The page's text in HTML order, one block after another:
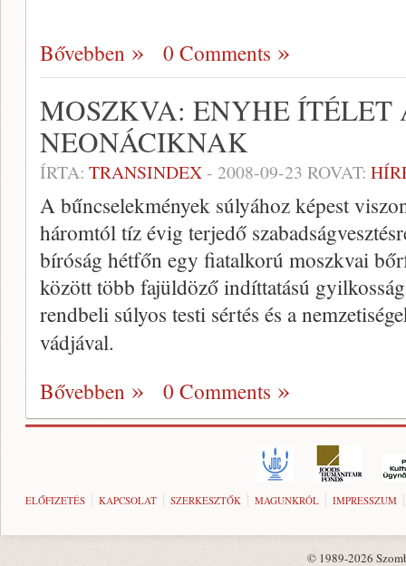
Bővebben 0 Comments
MOSZKVA: ENYHE ÍTÉLET
NEONÁCIKNAK
ÍRTA: TRANSINDEX- 2008-09-23 ROVAT:
A bűncselekmények súlyához képest
háromtól tíz évig terjedő
bíróság hétfőn egy fiatalkorú moszkvai
között több fajüldöző indíttatású
rendbeli súlyos testi sértés és a
vádjával.
Bővebben
0 Comments
ELŐFIZETÉS KAPCSOLAT SZERKESZTŐK MAGUNKRÓL IMPRESSZUM
© 1989-2026